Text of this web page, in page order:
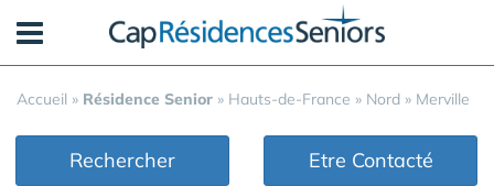
Accueil » Résidence Senior » Hauts-de-France » Nord » Merville
Rechercher Etre Contacté